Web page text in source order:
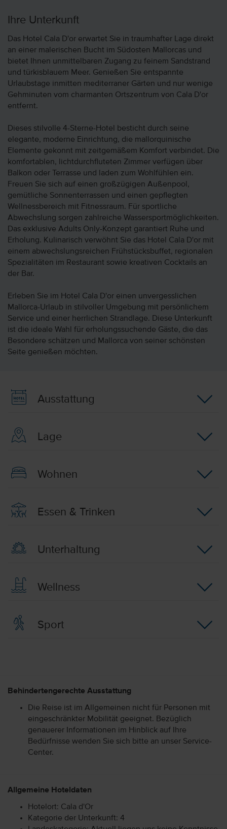
Ihre Unterkunft
Das Hotel Cala D'or erwartet Sie in traumhafter Lage direkt
an einer malerischen Bucht im Südosten Mallorcas und
bietet Ihnen unmittelbaren Zugang zu feinem Sandstrand
und türkisblauem Meer. Genießen Sie entspannte
Urlaubstage inmitten mediterraner Gärten und nur wenige
Gehminuten vom charmanten Ortszentrum von Cala D'or
entfernt.
Dieses stilvolle 4-Sterne-Hotel besticht durch seine
elegante, moderne Einrichtung, die mallorquinische
Elemente gekonnt mit zeitgemäßem Komfort verbindet. Die
komfortablen, lichtdurchfluteten Zimmer verfügen über
Balkon oder Terrasse und laden zum Wohlfühlen ein.
Freuen Sie sich auf einen großzügigen Außenpool,
gemütliche Sonnenterrassen und einen gepflegten
Wellnessbereich mit Fitnessraum. Für sportliche
Abwechslung sorgen zahlreiche Wassersportmöglichkeiten.
Das exklusive Adults Only-Konzept garantiert Ruhe und
Erholung. Kulinarisch verwöhnt Sie das Hotel Cala D'or mit
einem abwechslungsreichen Frühstücksbuffet, regionalen
Spezialitäten im Restaurant sowie kreativen Cocktails an
der Bar.
Erleben Sie im Hotel Cala D'or einen unvergesslichen
Mallorca-Urlaub in stilvoller Umgebung mit persönlichem
Service und einer herrlichen Strandlage. Diese Unterkunft
ist die ideale Wahl für erholungssuchende Gäste, die das
Besondere schätzen und Mallorca von seiner schönsten
Seite genießen möchten.
Ausstattung
Lage
Wohnen
Essen & Trinken
Unterhaltung
Wellness
Sport
Behindertengerechte Ausstattung
Die Reise ist im Allgemeinen nicht für Personen mit
eingeschränkter Mobilität geeignet. Bezüglich
genauerer Informationen im Hinblick auf Ihre
Bedürfnisse wenden Sie sich bitte an unser Service-
Center.
Allgemeine Hoteldaten
Hotelort: Cala d'Or
Kategorie der Unterkunft: 4